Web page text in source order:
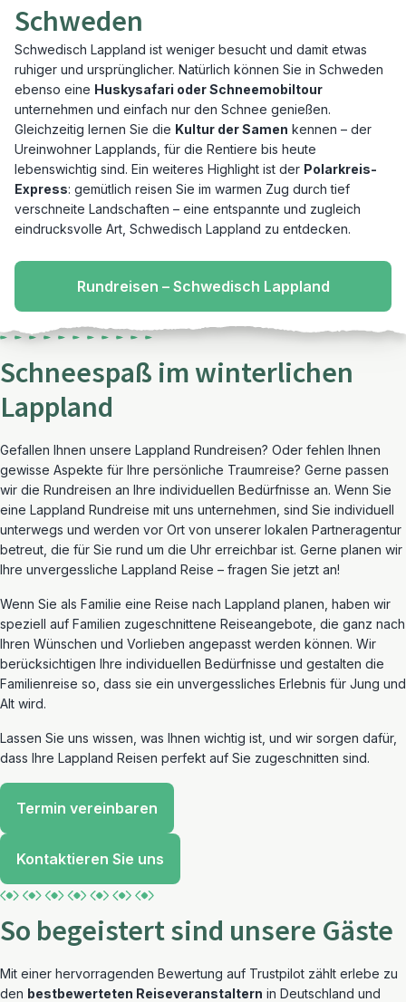
Schweden
Schwedisch Lappland ist weniger besucht und damit etwas
ruhiger und ursprünglicher. Natürlich können Sie in Schweden
ebenso eine Huskysafari oder Schneemobiltour
unternehmen und einfach nur den Schnee genießen.
Gleichzeitig lernen Sie die Kultur der Samen kennen – der
Ureinwohner Lapplands, für die Rentiere bis heute
lebenswichtig sind. Ein weiteres Highlight ist der Polarkreis-
Express: gemütlich reisen Sie im warmen Zug durch tief
verschneite Landschaften – eine entspannte und zugleich
eindrucksvolle Art, Schwedisch Lappland zu entdecken.
Rundreisen – Schwedisch Lappland
Schneespaß im winterlichen
Lappland
Gefallen Ihnen unsere Lappland Rundreisen? Oder fehlen Ihnen
gewisse Aspekte für Ihre persönliche Traumreise? Gerne passen
wir die Rundreisen an Ihre individuellen Bedürfnisse an. Wenn Sie
eine Lappland Rundreise mit uns unternehmen, sind Sie individuell
unterwegs und werden vor Ort von unserer lokalen Partneragentur
betreut, die für Sie rund um die Uhr erreichbar ist. Gerne planen wir
Ihre unvergessliche Lappland Reise – fragen Sie jetzt an!
Wenn Sie als Familie eine Reise nach Lappland planen, haben wir
speziell auf Familien zugeschnittene Reiseangebote, die ganz nach
Ihren Wünschen und Vorlieben angepasst werden können. Wir
berücksichtigen Ihre individuellen Bedürfnisse und gestalten die
Familienreise so, dass sie ein unvergessliches Erlebnis für Jung und
Alt wird.
Lassen Sie uns wissen, was Ihnen wichtig ist, und wir sorgen dafür,
dass Ihre Lappland Reisen perfekt auf Sie zugeschnitten sind.
Termin vereinbaren
Kontaktieren Sie uns
So begeistert sind unsere Gäste
Mit einer hervorragenden Bewertung auf Trustpilot zählt erlebe zu
den bestbewerteten Reiseveranstaltern in Deutschland und